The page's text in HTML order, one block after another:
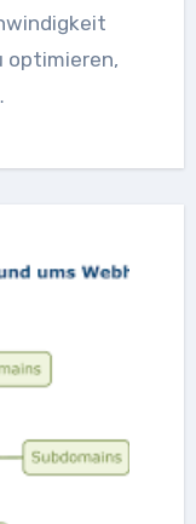
optimieren,